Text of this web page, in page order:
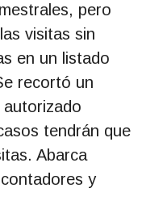
pero
visitas sin
en un listado
recortó un
tendrán que
Abarca
y